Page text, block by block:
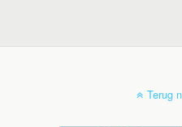
Terug